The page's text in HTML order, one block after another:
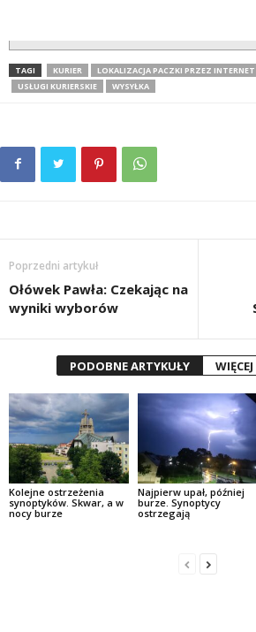
TAGI KURIER LOKALIZACJA PACZKI PRZEZ INTERNET
USŁUGI KURIERSKIE
WYSYŁKA
Poprzedni artykuł
Ołówek Pawła: Czekając na
wyniki wyborów
PODOBNE ARTYKUŁY
Kolejne ostrzeżenia
synoptyków. Skwar, a w
nocy burze
Najpierw upał, później
burze. Synoptycy
ostrzegają